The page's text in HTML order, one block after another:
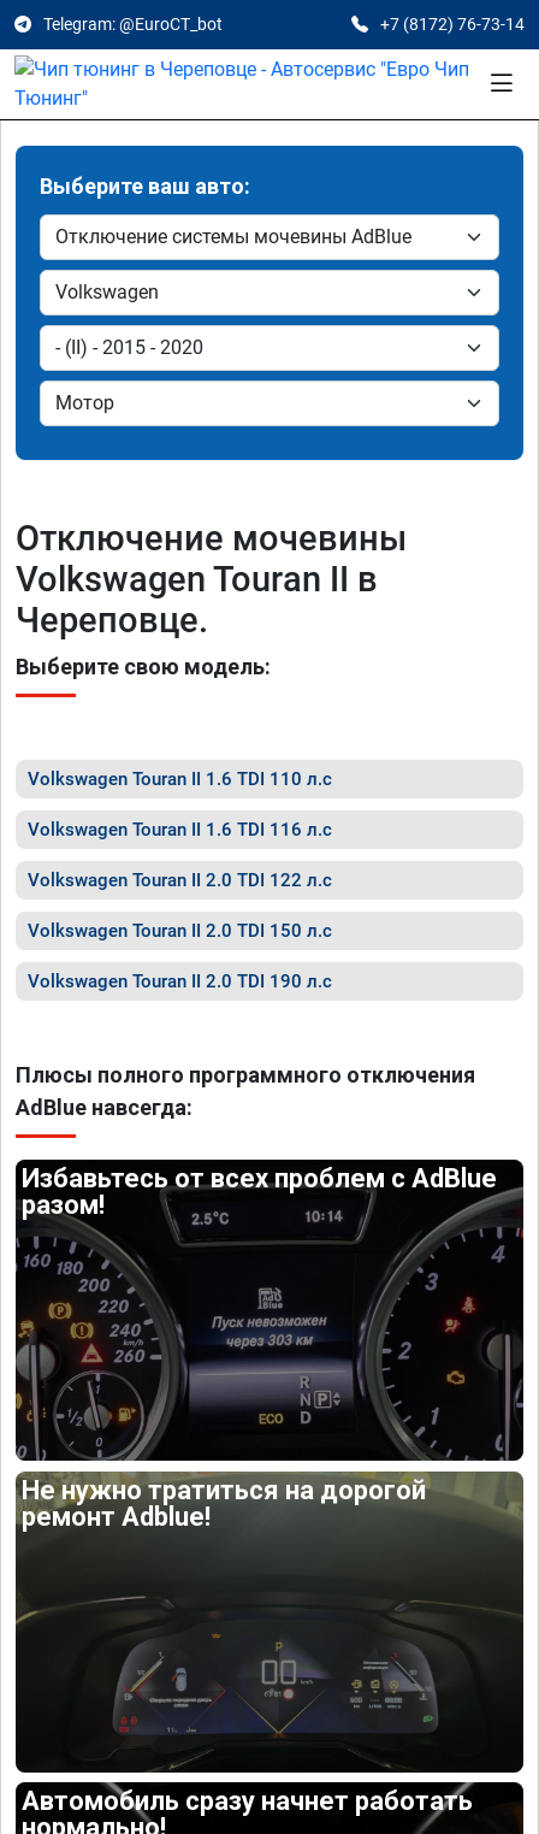
Telegram: @EuroCT_bot +7 (8172) 76-73-14
Выберите ваш авто:
Отключение мочевины
Volkswagen Touran II в
Череповце.
Выберите свою модель:
Volkswagen Touran II 1.6 TDI 110 л.с
Volkswagen Touran II 1.6 TDI 116 л.с
Volkswagen Touran II 2.0 TDI 122 л.с
Volkswagen Touran II 2.0 TDI 150 л.с
Volkswagen Touran II 2.0 TDI 190 л.с
Плюсы полного программного отключения
AdBlue навсегда:
Избавьтесь от всех проблем с AdBlue
разом!
Не нужно тратиться на дорогой
ремонт Adblue!
Автомобиль сразу начнет работать
нормально!